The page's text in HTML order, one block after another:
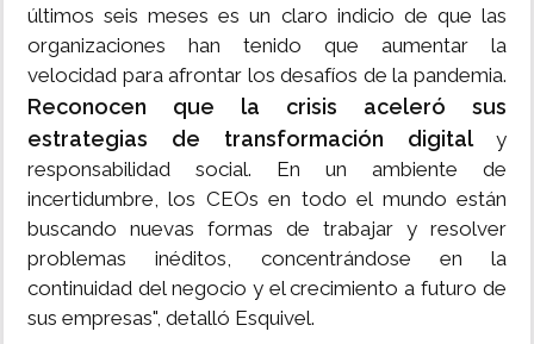
últimos seis meses es un claro indicio de que las
organizaciones han tenido que aumentar la
velocidad para afrontar los desafíos de la pandemia.
Reconocen que la crisis aceleró sus
estrategias de transformación digital y
responsabilidad social. En un ambiente de
incertidumbre, los CEOs en todo el mundo están
buscando nuevas formas de trabajar y resolver
problemas inéditos, concentrándose en la
continuidad del negocio y el crecimiento a futuro de
sus empresas", detalló Esquivel.